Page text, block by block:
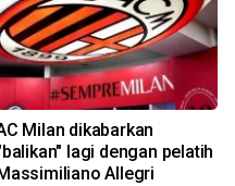
Milan dikabarkan
lagi dengan pelatih
Allegri